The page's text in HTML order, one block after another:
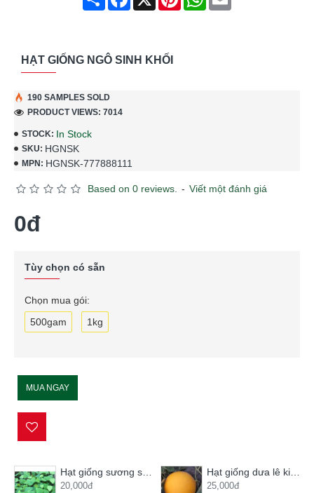
HẠT GIỐNG NGÔ SINH KHỐI
STOCK: In Stock
SKU: HGNSK
MPN: HGNSK-777888111
190 SAMPLES SOLD
PRODUCT VIEWS: 7014
Based on 0 reviews. - Viết một đánh giá
0đ
Tùy chọn có sẵn
Chọn mua gói:
500gam
1kg
MUA NGAY
Hạt giống sương sâm lông
20,000đ
Hạt giống dưa lê kim hoàng hậu
25,000đ